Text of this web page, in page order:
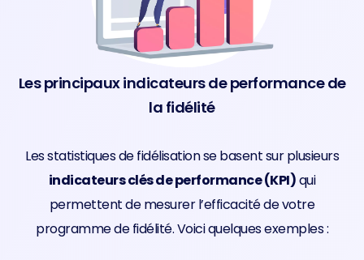
Les principaux indicateurs de performance de
la fidélité
Les statistiques de fidélisation se basent sur plusieurs
indicateurs clés de performance (KPI)qui
permettent de mesurer l’efficacité de votre
programme de fidélité. Voici quelques exemples :